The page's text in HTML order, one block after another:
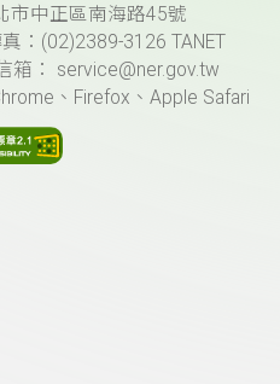
市中正區南海路45號
：(02)2389-3126 TANET
箱： service@ner.gov.tw
、Firefox、Apple Safari